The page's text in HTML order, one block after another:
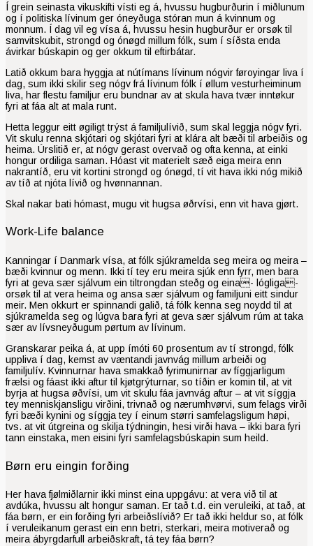
Í grein seinasta vikuskifti vísti eg á, hvussu hugburðurin í miðlunum
og í politiska lívi­num ger óneyðuga stóran mun á kvinnum og
monnum. Í dag vil eg vísa á, hvussu hes­in hugburður er orsøk til
samvitskubit, strongd og ónøgd millum fólk, sum í síðsta enda
ávirkar búskapin og ger okkum til eftirbátar.
Latið okkum bara hyggja at nútímans lívinum nógvir før­oyingar liva í
dag, sum ikki skilir seg nógv frá lívinum fólk í øllum vesturheiminum
liva, har flestu familjur eru bundnar av at skula hava tvær inntøkur
fyri at fáa alt at mala runt.
Hetta leggur eitt øgiligt trýst á familjulívið, sum skal leggja nógv fyri.
Vit skulu renna skjótari og skjótari fyri at klára alt bæði til arbeiðis og
heima. Úrslitið er, at nógv gerast overvað og ofta kenna, at einki
hongur ordiliga saman. Hóast vit materielt sæð eiga meira enn
nakrantíð, eru vit kortini strongd og ónøgd, tí vit hava ikki nóg mikið
av tíð at njóta lívið og hvønnannan.
Skal nakar bati hómast, mugu vit hugsa øðrvísi, enn vit hava gjørt.
Work-Life balance
Kanningar í Danmark vísa, at fólk sjúkramelda seg meira og meira –
bæði kvinnur og menn. Ikki tí tey eru meira sjúk enn fyrr, men bara
fyri at geva sær sjálvum ein tiltrongdan steðg og eina- lógliga-
orsøk til at vera heima og ansa sær sjálvum og familjuni eitt sindur
meir. Men okkurt er spinnandi galið, tá fólk kenna seg noydd til at
sjúkramelda seg og lúgva bara fyri at geva sær sjálvum rúm at taka
sær av lívsneyðugum pørtum av lívinum.
Granskarar peika á, at upp ímóti 60 prosentum av tí strongd, fólk
uppliva í dag, kemst av væntandi javnvág millum arbeiði og
familjulív. Kvinnurnar hava smakkað fyrimunirnar av fíggjar­ligum
frælsi og fáast ikki aftur til kjøtgrýturnar, so tíðin er komin til, at vit
byrja at hugsa øðvísi, um vit skulu fáa javnvág aftur – at vit síggja
tey menniskjansligu virðini, trivnað og nærumhvørvi, sum felags virði
fyri bæði kynini og síggja tey í einum størri samfelagsligum høpi,
tvs. at vit útgreina og skilja týdningin, hesi virði hava – ikki bara fyri
tann einstaka, men eisini fyri samfelagsbúskapin sum heild.
Børn eru eingin forðing
Her hava fjølmiðlarnir ikki minst eina uppgávu: at vera við til at
avdúka, hvussu alt hongur saman. Er tað t.d. ein veruleiki, at tað, at
fáa børn, er ein forðing fyri arbeiðslívið? Er tað ikki heldur so, at fólk
í veruleikanum gerast ein enn betri, sterkari, meira motiverað og
meira ábyrgdarfull arbeiðskraft, tá tey fáa børn?